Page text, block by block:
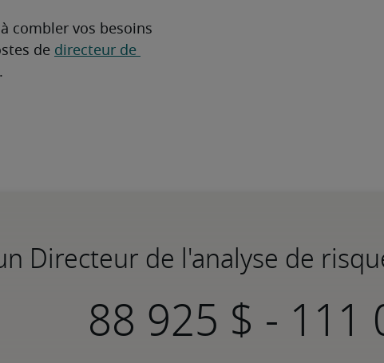
combler vos besoins
de directeur de
.
Directeur de l'analyse de
-